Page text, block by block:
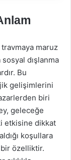
maruz
dışlanma
Bu
gelişimlerini
biri
geleceğe
etkisine dikkat
koşullara
özelliktir.